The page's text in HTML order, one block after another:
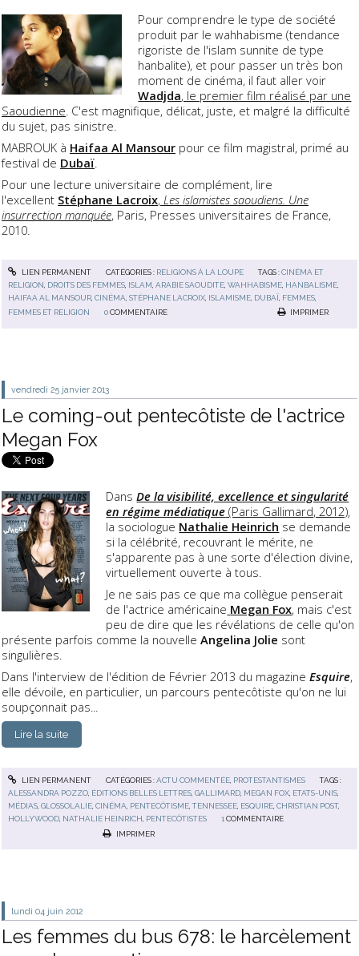
Pour comprendre le type de société
produit par le wahhabisme (tendance
rigoriste de l'islam sunnite de type
hanbalite), et pour passer un très bon
moment de cinéma, il faut aller voir
Wadjda, le premier film réalisé par une
Saoudienne. C'est magnifique, délicat, juste, et malgré la difficulté
du sujet, pas sinistre.
MABROUK à Haifaa Al Mansour pour ce film magistral, primé au
festival de Dubaï.
Pour une lecture universitaire de complément, lire
l'excellent Stéphane Lacroix, Les islamistes saoudiens. Une
insurrection manquée, Paris, Presses universitaires de France,
2010.
LIEN PERMANENT CATÉGORIES : RELIGIONS À LA LOUPE TAGS :CINÉMA ET
RELIGION DROITS DES FEMMES ISLAM ,ARABIE SAOUDITE ,WAHHABISME HANBALISME
HAIFAA AL MANSOUR ,CINÉMA ,STÉPHANE LACROIX ISLAMISME DUBAÏ FEMMES
FEMMES ET RELIGION
0 COMMENTAIRE IMPRIMER
vendredi 25 janvier 2013
Le coming-out pentecôtiste de l'actrice
Megan Fox
DansDe la visibilité, excellence et singularité
en régime médiatique (Paris Gallimard, 2012),
la sociologue Nathalie Heinrich se demande
si la célébrité, recouvrant le mérite, ne
s'apparente pas à une sorte d'élection divine,
virtuellement ouverte à tous.
Je ne sais pas ce que ma collègue penserait
de l'actrice américaine Megan Fox, mais c'est
peu de dire que les révélations de celle qu'on
présente parfois comme la nouvelle Angelina Jolie sont
singulières.
Dans l'interview de l'édition de Février 2013 du magazine Esquire,
elle dévoile, en particulier, un parcours pentecôtiste qu'on ne lui
soupçonnait pas...
Lire la suite
LIEN PERMANENT CATÉGORIES :ACTU COMMENTÉE, PROTESTANTISMES
TAGS :
ALESSANDRA POZZO, ÉDITIONS BELLES LETTRES,GALLIMARD, MEGAN FOX, ETATS-UNIS,
MÉDIAS,GLOSSOLALIE,CINÉMA, PENTECÔTISME,TENNESSEE, ESQUIRE,CHRISTIAN POST,
HOLLYWOOD, NATHALIE HEINRICH, PENTECÔTISTES 1 COMMENTAIRE
IMPRIMER
lundi 04 juin 2012
Les femmes du bus 678: le harcèlement